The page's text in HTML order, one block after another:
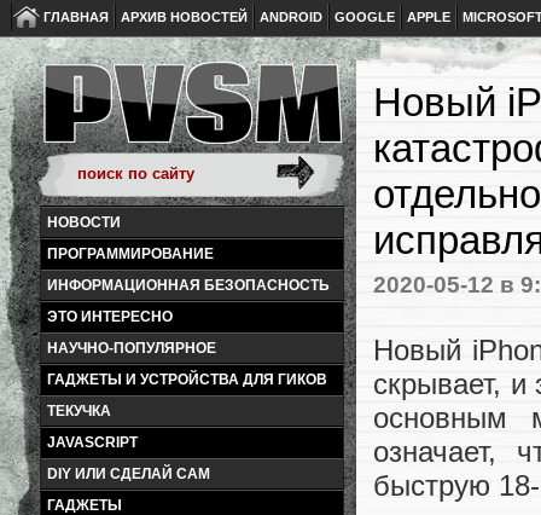
ГЛАВНАЯ АРХИВ НОВОСТЕЙ ANDROID GOOGLE APPLE
НОВОСТИ
ПРОГРАММИРОВАНИЕ
ИНФОРМАЦИОННАЯ БЕЗОПАСНОСТЬ
ЭТО ИНТЕРЕСНО
НАУЧНО-ПОПУЛЯРНОЕ
ГАДЖЕТЫ И УСТРОЙСТВА ДЛЯ ГИКОВ
ТЕКУЧКА
JAVASCRIPT
DIY ИЛИ СДЕЛАЙ САМ
ГАДЖЕТЫ
Новый
2020-05-12 в
Новый
скрывает,
основным
означает,
быструю